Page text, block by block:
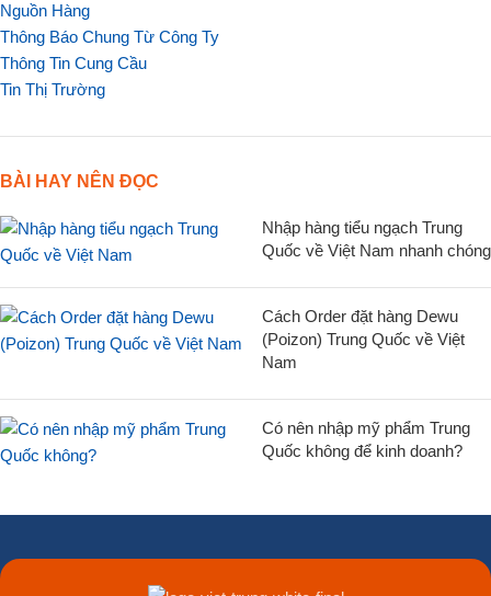
Nguồn Hàng
Thông Báo Chung Từ Công Ty
Thông Tin Cung Cầu
Tin Thị Trường
BÀI HAY NÊN ĐỌC
Nhập hàng tiểu ngạch Trung
Quốc về Việt Nam nhanh chóng
Cách Order đặt hàng Dewu
(Poizon) Trung Quốc về Việt
Nam
Có nên nhập mỹ phẩm Trung
Quốc không để kinh doanh?